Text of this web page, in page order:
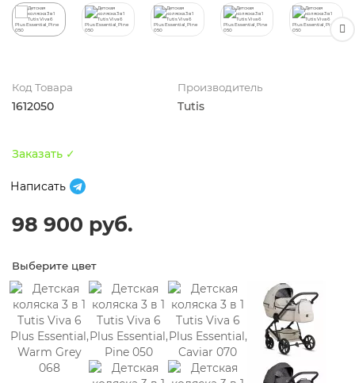
Код Товара
1612050
Производитель
Tutis
Заказать ✓
Написать
98 900 руб.
Выберите цвет